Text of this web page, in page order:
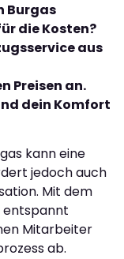
Burgas
die Kosten?
aus
Preisen an.
dein Komfort
kann eine
jedoch auch
Mit dem
entspannt
Mitarbeiter
ab.